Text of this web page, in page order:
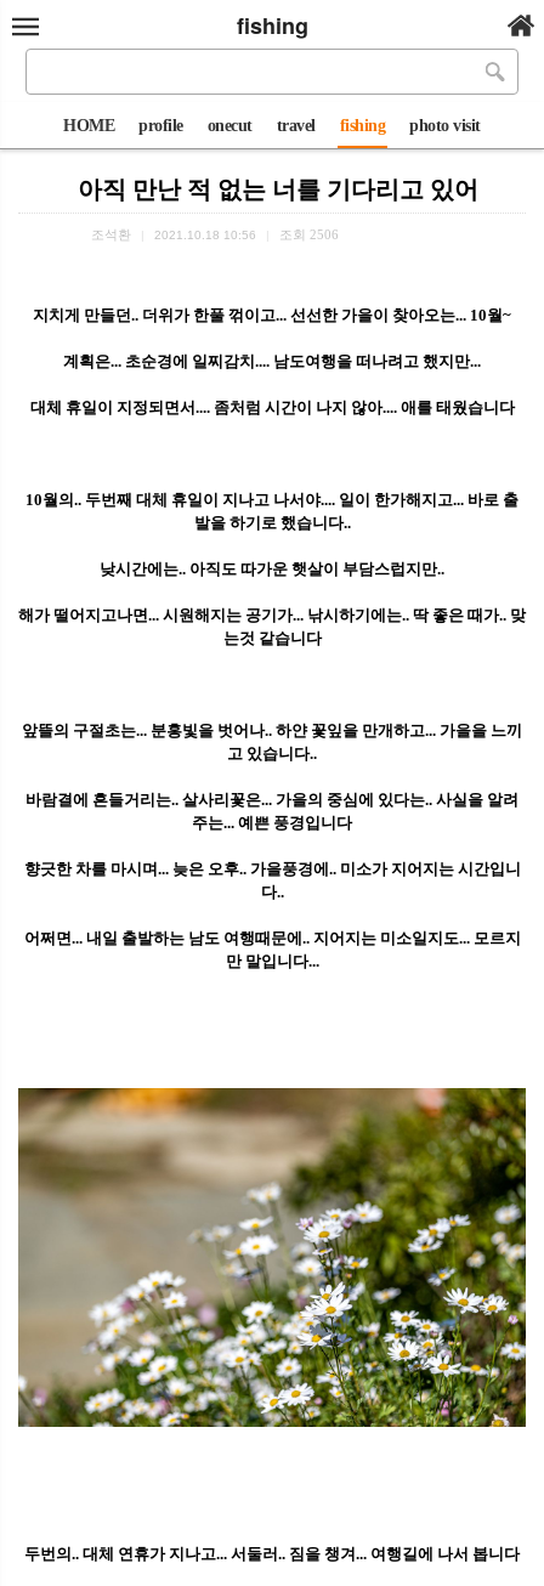
fishing
HOME profile onecut travel fishing photo visit
아직 만난 적 없는 너를 기다리고 있어
조석환 2021.10.18 10:56 조회 2506
지치게 만들던.. 더위가 한풀 꺾이고... 선선한 가을이 찾아오는... 10월~
계획은... 초순경에 일찌감치.... 남도여행을 떠나려고 했지만...
대체 휴일이 지정되면서.... 좀처럼 시간이 나지 않아.... 애를 태웠습니다
10월의.. 두번째 대체 휴일이 지나고 나서야.... 일이 한가해지고... 바로 출
발을 하기로 했습니다..
낮시간에는.. 아직도 따가운 햇살이 부담스럽지만..
해가 떨어지고나면... 시원해지는 공기가... 낚시하기에는.. 딱 좋은 때가.. 맞
는것 같습니다
앞뜰의 구절초는... 분홍빛을 벗어나.. 하얀 꽃잎을 만개하고... 가을을 느끼
고 있습니다..
바람결에 흔들거리는.. 살사리꽃은... 가을의 중심에 있다는.. 사실을 알려
주는... 예쁜 풍경입니다
향긋한 차를 마시며... 늦은 오후.. 가을풍경에.. 미소가 지어지는 시간입니
다..
어쩌면... 내일 출발하는 남도 여행때문에.. 지어지는 미소일지도... 모르지
만 말입니다...
두번의.. 대체 연휴가 지나고... 서둘러.. 짐을 챙겨... 여행길에 나서 봅니다